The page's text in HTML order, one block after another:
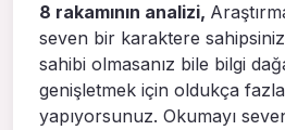
8 rakamının analizi,
seven bir karaktere
sahibi olmasanız bile bilgi
genişletmek için oldukça
yapıyorsunuz. Okumayı